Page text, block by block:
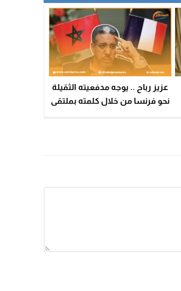
عزيز رباح .. يوجه مدفعيته الثقيلة
نحو فرنسا من خلال كلمته بملتقى